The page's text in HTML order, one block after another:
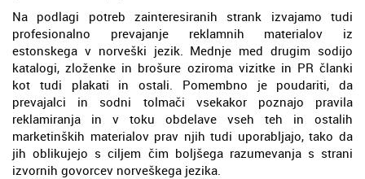
Na podlagi potreb zainteresiranih strank izvajamo tudi
profesionalno prevajanje reklamnih materialov iz
estonskega v norveški jezik. Mednje med drugim sodijo
katalogi, zloženke in brošure oziroma vizitke in PR članki
kot tudi plakati in ostali. Pomembno je poudariti, da
prevajalci in sodni tolmači vsekakor poznajo pravila
reklamiranja in v toku obdelave vseh teh in ostalih
marketinških materialov prav njih tudi uporabljajo, tako da
jih oblikujejo s ciljem čim boljšega razumevanja s strani
izvornih govorcev norveškega jezika.